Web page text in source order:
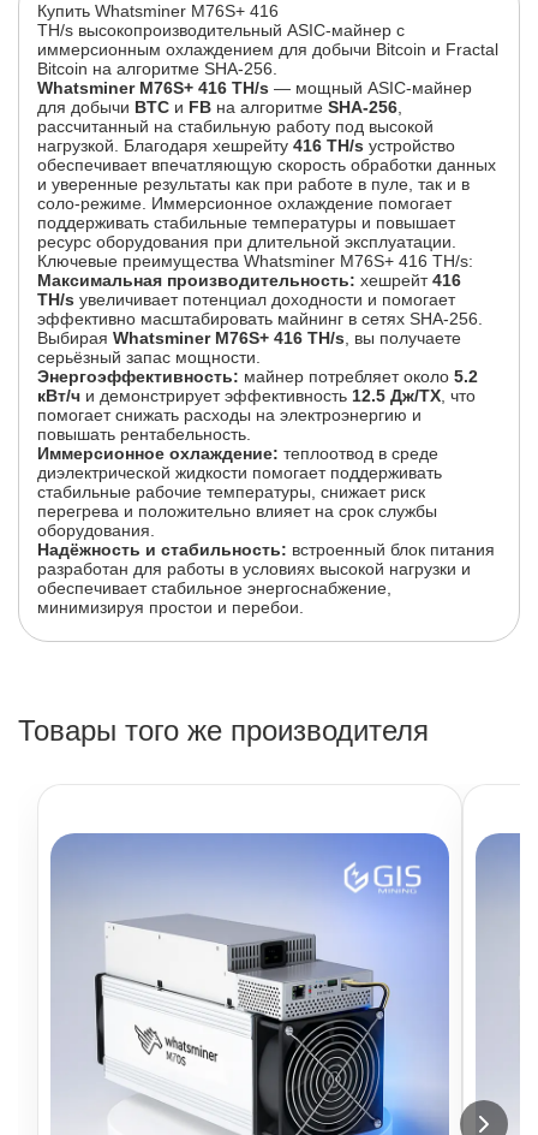
Купить Whatsminer M76S+ 416
TH/s высокопроизводительный ASIC-майнер с
иммерсионным охлаждением для добычи Bitcoin и Fractal
Bitcoin на алгоритме SHA-256.
Whatsminer M76S+ 416 TH/s — мощный ASIC-майнер
для добычи BTC и FB на алгоритме SHA-256
рассчитанный на стабильную работу под высокой
нагрузкой. Благодаря хешрейту 416 TH/s устройство
обеспечивает впечатляющую скорость обработки данных
и уверенные результаты как при работе в пуле, так и в
соло-режиме. Иммерсионное охлаждение помогает
поддерживать стабильные температуры и повышает
ресурс оборудования при длительной эксплуатации.
Ключевые преимущества Whatsminer M76S+ 416 TH/s:
Максимальная производительность: хешрейт416
TH/s увеличивает потенциал доходности и помогает
эффективно масштабировать майнинг в сетях SHA-256.
Выбирая Whatsminer M76S+ 416 TH/s , вы получаете
серьёзный запас мощности.
Энергоэффективность: майнер потребляет около 5.2
кВт/ч и демонстрирует эффективность 12.5 Дж/ТХ , что
помогает снижать расходы на электроэнергию и
повышать рентабельность.
Иммерсионное охлаждение: теплоотвод в среде
диэлектрической жидкости помогает поддерживать
стабильные рабочие температуры, снижает риск
перегрева и положительно влияет на срок службы
оборудования.
Надёжность и стабильность: встроенный блок питания
разработан для работы в условиях высокой нагрузки и
обеспечивает стабильное энергоснабжение,
минимизируя простои и перебои.
Товары того же производителя